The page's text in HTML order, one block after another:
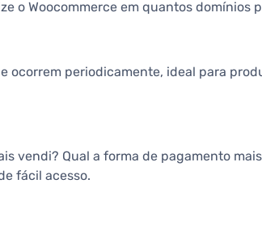
o Woocommerce em quantos domínios
ocorrem periodicamente, ideal para
vendi? Qual a forma de pagamento
fácil acesso.